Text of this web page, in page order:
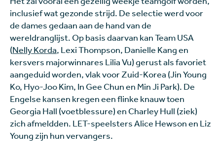
inclusief wat gezonde strijd. De selectie werd voor
de dames gedaan aan de hand van de
wereldranglijst. Op basis daarvan kan Team USA
(Nelly Korda, Lexi Thompson, Danielle Kang en
kersvers majorwinnares Lilia Vu) gerust als favoriet
aangeduid worden, vlak voor Zuid-Korea (Jin Young
Ko, Hyo-Joo Kim, In Gee Chun en Min Ji Park). De
Engelse kansen kregen een flinke knauw toen
Georgia Hall (voetblessure) en Charley Hull (ziek)
zich afmeldden. LET-speelsters Alice Hewson en Liz
Young zijn hun vervangers.